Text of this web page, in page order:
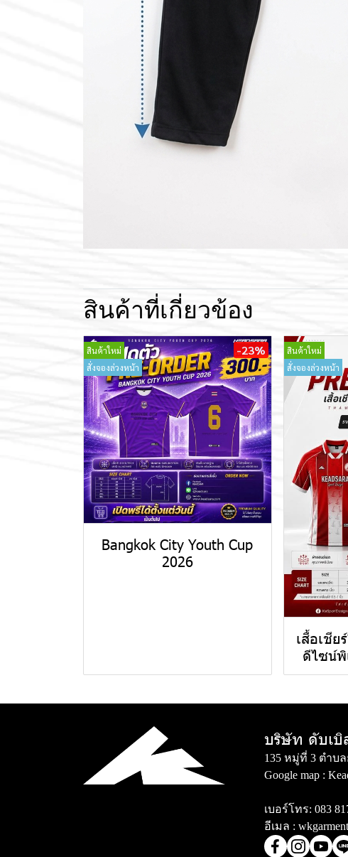
สินค้าที่เกี่ยวข้อง
สินค้าใหม่
สั่งจองล่วงหน้า
-23%
Bangkok City Youth Cup
2026
สินค้าใหม่
สั่งจองล่วงหน้า
เสื้อเชีย
ดีไซน์พิ
บริษัท ดับเบิ
135 หมู่ที่ 3 ตำบ
Google map :
เบอร์โทร: 083
อีเมล :